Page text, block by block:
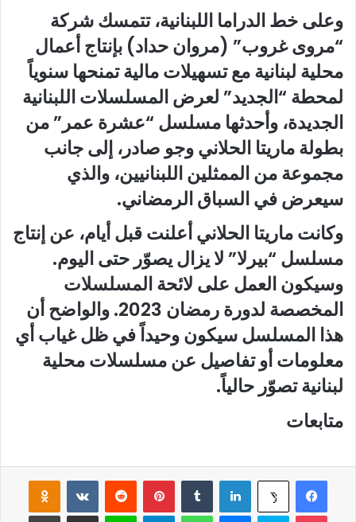
وعلى خط الدراما اللبنانية، تتمسك شركة
“مروى غروب” (مروان حداد) بإنتاج أعمال
محلية لبنانية مع تسهيلات مالية تمنحها سنوياً
لمحطة “الجديد” لعرض المسلسلات اللبنانية
الجديدة، وأحدثها مسلسل “عشرة عمر” من
بطولة ماريتا الحلاني وجو صادر، إلى جانب
مجموعة من الممثلين اللبنانيين، والذي
سيعرض في السباق الرمضاني.
وكانت ماريتا الحلاني أعلنت قبل أيام، عن إنتاج
مسلسل “بيرلا” لا يزال يصوّر حتى اليوم.
وسيكون العمل على لائحة المسلسلات
المخصصة لدورة رمضان 2023. والواضح أن
هذا المسلسل سيكون وحيداً في ظل غياب أي
معلومات أو تفاصيل عن مسلسلات محلية
لبنانية تصوّر حالياً.
متابعات
فيسبوك ‫X لينكدإن بينتيريست
سكايب واتساب لاين